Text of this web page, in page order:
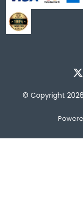
© Copyright 2026